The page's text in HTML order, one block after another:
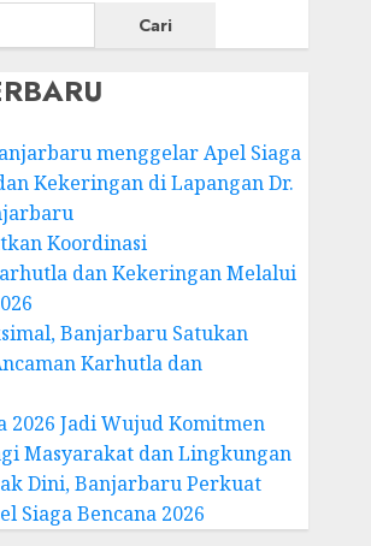
Cari
menggelar Apel Siaga
Kekeringan di Lapangan Dr.
Koordinasi
dan Kekeringan Melalui
Banjarbaru Satukan
Karhutla dan
2026 Jadi Wujud Komitmen
Masyarakat dan Lingkungan
Dini, Banjarbaru Perkuat
Siaga Bencana 2026